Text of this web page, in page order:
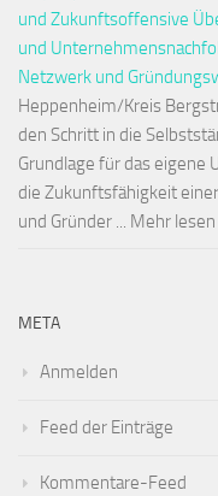
und Zukunftsoffensive
und
Netzwerk und
Heppenheim/Kreis
den Schritt in die
Grundlage für das eigene
die Zukunftsfähigkeit
und Gründer ... Mehr lesen
META
Anmelden
Feed der Einträge
Kommentare-Feed